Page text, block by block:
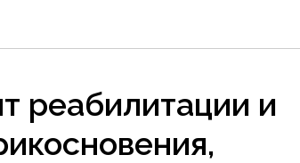
реабилитации и